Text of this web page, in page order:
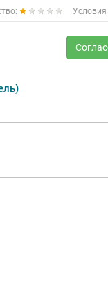
Условия